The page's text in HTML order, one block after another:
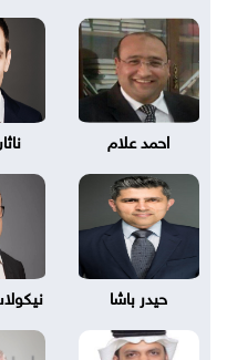
احمد علام
حيدر باشا